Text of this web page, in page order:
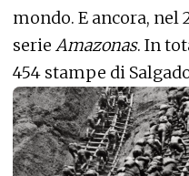
mondo. E ancora, nel
serie Amazonas. In
454 stampe di